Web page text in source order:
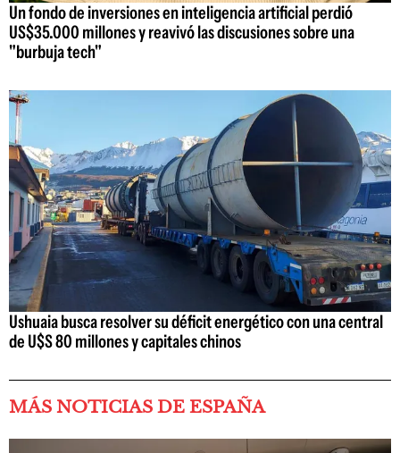
Un fondo de inversiones en inteligencia artificial perdió
US$35.000 millones y reavivó las discusiones sobre una
"burbuja tech"
Ushuaia busca resolver su déficit energético con una central
de U$S 80 millones y capitales chinos
MÁS NOTICIAS DE ESPAÑA